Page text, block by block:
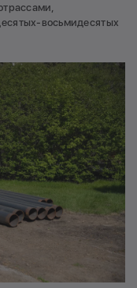
восьмидесятых